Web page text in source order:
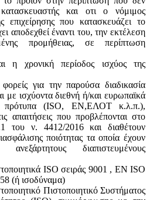
και oτι ο νόμιμος
επιχείρησης που κατασκευάζει το
αποδεχθεί έναντι του, την εκτέλεση
προμήθειας, σε περίπτωση
η χρονική περίοδος ισχύος της
φορείς για την παρούσα διαδικασία
με ισχύοντα διεθνή ή/και ευρωπαϊκά
πρότυπα (ISO, ΕΝ,ΕΛΟΤ κ.λ.π.),
απαιτήσεις που προβλέπονται στο
του ν. 4412/2016 και διαθέτουν
ποιότητας τα οποία έχουν
διαπιστευμένους
ISO σειράς 9001 , ΕΝ ISO
(ή ισοδύναμα)
Πιστοποιητικό Συστήματος